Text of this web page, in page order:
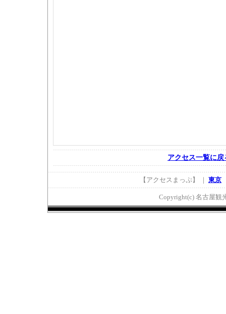
アクセス一覧に戻
【アクセスまっぷ】 ｜ 東京
Copyright(c) 名古屋観